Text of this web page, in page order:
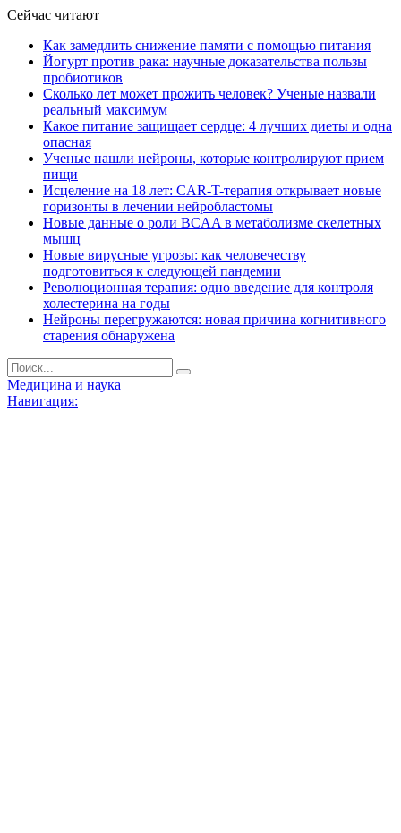
Сейчас читают
Как замедлить снижение памяти с помощью питания
Йогурт против рака: научные доказательства пользы
пробиотиков
Сколько лет может прожить человек? Ученые назвали
реальный максимум
Какое питание защищает сердце: 4 лучших диеты и одна
опасная
Ученые нашли нейроны, которые контролируют прием
пищи
Исцеление на 18 лет: CAR-T-терапия открывает новые
горизонты в лечении нейробластомы
Новые данные о роли BCAA в метаболизме скелетных
мышц
Новые вирусные угрозы: как человечеству
подготовиться к следующей пандемии
Революционная терапия: одно введение для контроля
холестерина на годы
Нейроны перегружаются: новая причина когнитивного
старения обнаружена
Медицина и наука
Навигация: